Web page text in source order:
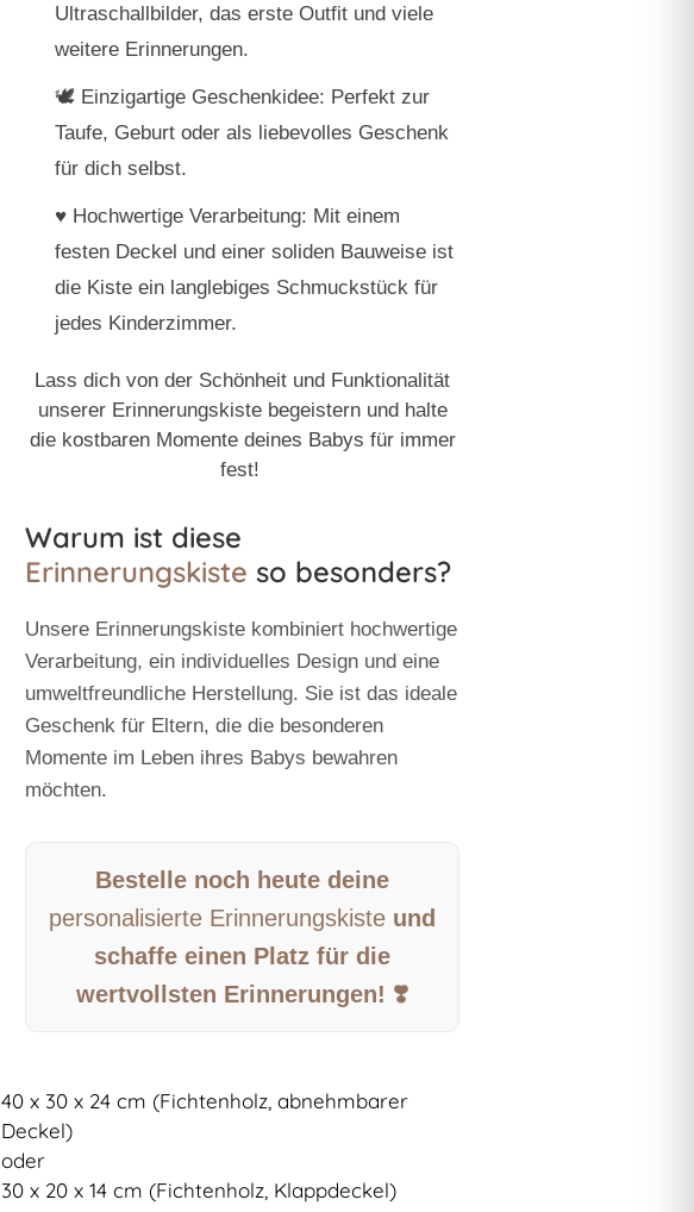
Ultraschallbilder, das erste Outfit und viele
weitere Erinnerungen.
🕊️ Einzigartige Geschenkidee: Perfekt zur
Taufe, Geburt oder als liebevolles Geschenk
für dich selbst.
♥️ Hochwertige Verarbeitung: Mit einem
festen Deckel und einer soliden Bauweise ist
die Kiste ein langlebiges Schmuckstück für
jedes Kinderzimmer.
Lass dich von der Schönheit und Funktionalität
unserer Erinnerungskiste begeistern und halte
die kostbaren Momente deines Babys für immer
fest!
Warum ist diese
Erinnerungskiste so besonders?
Unsere Erinnerungskiste kombiniert hochwertige
Verarbeitung, ein individuelles Design und eine
umweltfreundliche Herstellung. Sie ist das ideale
Geschenk für Eltern, die die besonderen
Momente im Leben ihres Babys bewahren
möchten.
Bestelle noch heute deine
personalisierte Erinnerungskiste und
schaffe einen Platz für die
wertvollsten Erinnerungen! ❣️
40 x 30 x 24 cm (Fichtenholz, abnehmbarer
Deckel)
oder
30 x 20 x 14 cm (Fichtenholz, Klappdeckel)